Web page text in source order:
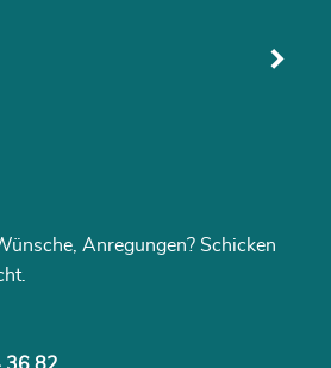
Anregungen? Schicken